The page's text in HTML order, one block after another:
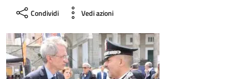
Condividi Vedi azioni